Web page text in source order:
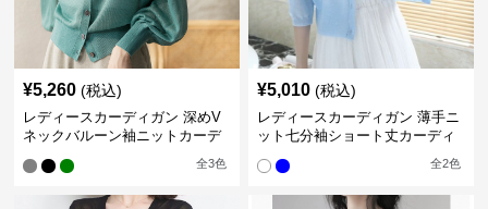
¥5,260 (税込)
レディースカーディガン 深めV
ネックバルーン袖ニットカーデ
全3色
¥5,010 (税込)
レディースカーディガン 薄手ニ
ット七分袖ショート丈カーディ
全2色